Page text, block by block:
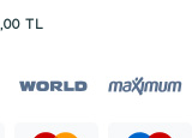
,00 TL